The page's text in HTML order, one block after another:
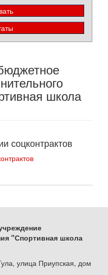
школа
соцконтрактов
"Спортивная школа
улица Приупская, дом